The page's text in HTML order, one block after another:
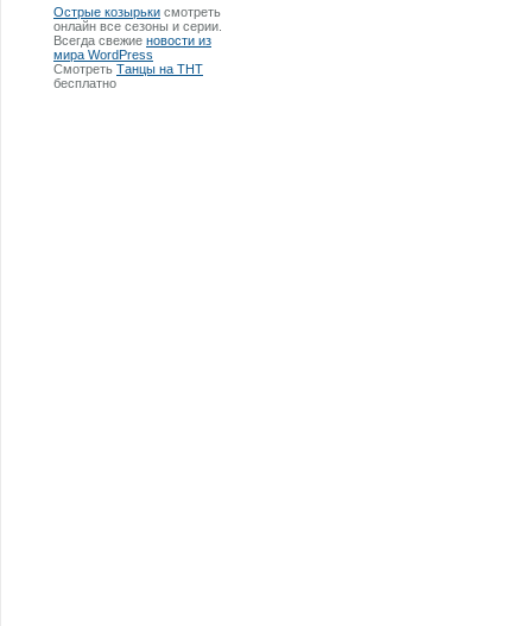
Острые козырьки смотреть
онлайн все сезоны и серии.
Всегда свежие новости из
мира WordPress
Смотреть Танцы на ТНТ
бесплатно